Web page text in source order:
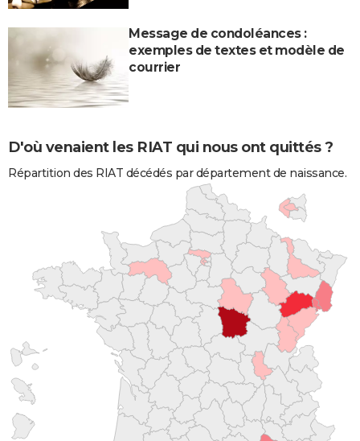
Message de condoléances :
exemples de textes et modèle de
courrier
D'où venaient les RIAT qui nous ont quittés ?
Répartition des RIAT décédés par département de naissance.